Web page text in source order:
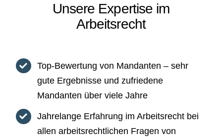
Unsere Expertise im
Arbeitsrecht
Top-Bewertung von Mandanten – sehr
gute Ergebnisse und zufriedene
Mandanten über viele Jahre
Jahrelange Erfahrung im Arbeitsrecht bei
allen arbeitsrechtlichen Fragen von